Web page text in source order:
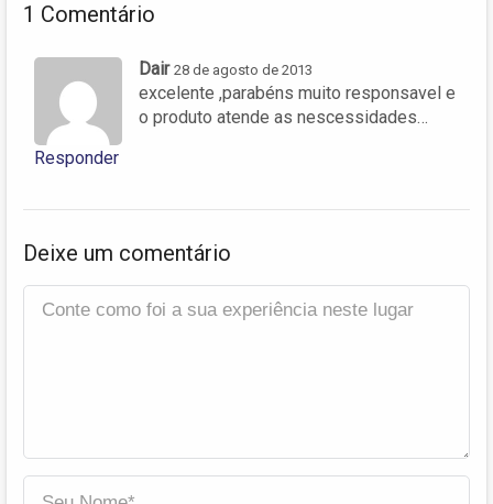
1 Comentário
Dair 28 de agosto de 2013
excelente ,parabéns muito responsavel e
o produto atende as nescessidades…
Responder
Deixe um comentário